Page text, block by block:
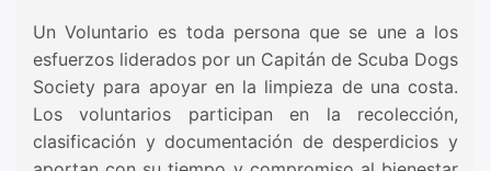
Un Voluntario es toda persona que se une a los
esfuerzos liderados por un Capitán de Scuba Dogs
Society para apoyar en la limpieza de una costa.
Los voluntarios participan en la recolección,
clasificación y documentación de desperdicios y